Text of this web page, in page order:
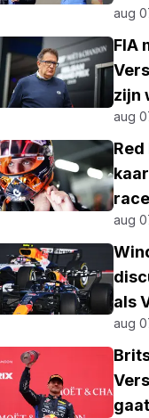
aug
FIA
zijn
aug
aug
als
aug